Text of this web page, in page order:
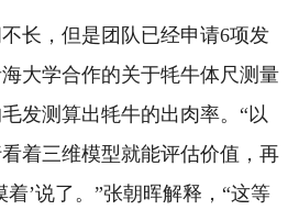
，但是团队已经申请6项发
大学合作的关于牦牛体尺测量
发测算出牦牛的出肉率。“以
着三维模型就能评估价值，再
’说了。”张朝晖解释，“这等